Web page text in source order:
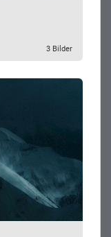
3 Bilder